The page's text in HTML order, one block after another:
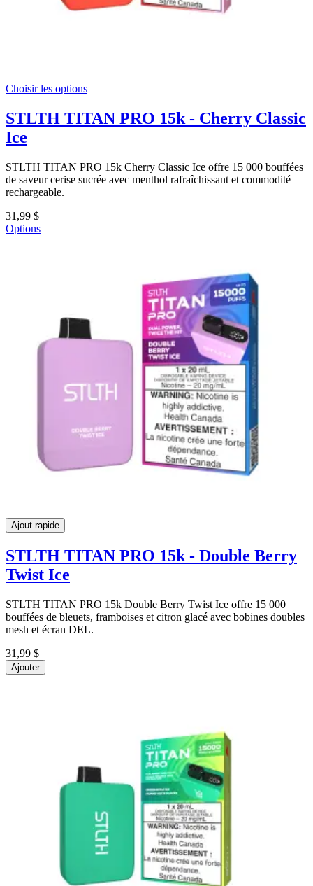
Choisir les options
STLTH TITAN PRO 15k - Cherry Classic
Ice
STLTH TITAN PRO 15k Cherry Classic Ice offre 15 000 bouffées
de saveur cerise sucrée avec menthol rafraîchissant et commodité
rechargeable.
31,99 $
Options
Ajout rapide
STLTH TITAN PRO 15k - Double Berry
Twist Ice
STLTH TITAN PRO 15k Double Berry Twist Ice offre 15 000
bouffées de bleuets, framboises et citron glacé avec bobines doubles
mesh et écran DEL.
31,99 $
Ajouter